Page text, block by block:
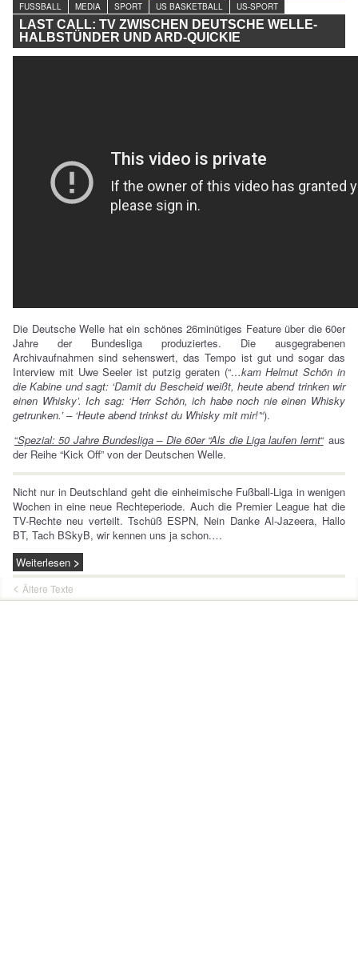
FUSSBALL
MEDIA SPORT US BASKETBALL US-SPORT
LAST CALL: TV ZWISCHEN DEUTSCHE WELLE-
HALBSTÜNDER UND ARD-QUICKIE
Die Deutsche Welle hat ein schönes 26minütiges Feature über die 60er
Jahre der Bundesliga produziertes. Die ausgegrabenen
Archivaufnahmen sind sehenswert, das Tempo ist gut und sogar das
Interview mit Uwe Seeler ist putzig geraten (“…kam Helmut Schön in
die Kabine und sagt: ‘Damit du Bescheid weißt, heute abend trinken wir
einen Whisky’. Ich sag: ‘Herr Schön, ich habe noch nie einen Whisky
getrunken.’ – ‘Heute abend trinkst du Whisky mit mir!’“).
“Spezial: 50 Jahre Bundesliga – Die 60er “Als die Liga laufen lernt“ aus
der Reihe “Kick Off” von der Deutschen Welle.
Nicht nur in Deutschland geht die einheimische Fußball-Liga in wenigen
Wochen in eine neue Rechteperiode. Auch die Premier League hat die
TV-Rechte neu verteilt. Tschüß ESPN, Nein Danke Al-Jazeera, Hallo
BT, Tach BSkyB, wir kennen uns ja schon.…
Weiterlesen
Ältere Texte